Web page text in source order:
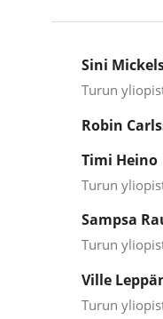
Sini
Turun
Robin
Timi Heino
Turun
Sampsa
Turun
Ville
Turun